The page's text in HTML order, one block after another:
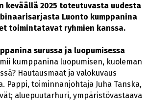
keväällä 2025 toteutuvasta uudesta
Luonto kumppanina
toimintatavat ryhmien kanssa.
surussa ja luopumisessa
kumppanina luopumisen, kuoleman
Hautausmaat ja valokuvaus
Pappi, toiminnanjohtaja Juha Tanska,
aluepuutarhuri, ympäristövastaava